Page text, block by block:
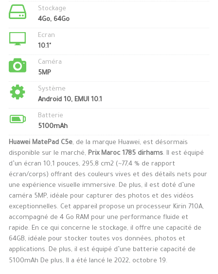
Stockage
4Go, 64Go
Ecran
10.1"
Caméra
5MP
Système
Android 10, EMUI 10.1
Batterie
5100mAh
Huawei MatePad C5e, de la marque Huawei, est désormais
disponible sur le marché, Prix Maroc 1785 dirhams. Il est équipé
d’un écran 10,1 pouces, 295,8 cm2 (~77,4 % de rapport
écran/corps) offrant des couleurs vives et des détails nets pour
une expérience visuelle immersive. De plus, il est doté d’une
caméra 5MP, idéale pour capturer des photos et des vidéos
exceptionnelles. Cet appareil propose un processeur Kirin 710A,
accompagné de 4 Go RAM pour une performance fluide et
rapide. En ce qui concerne le stockage, il offre une capacité de
64GB, idéale pour stocker toutes vos données, photos et
applications. De plus, il est équipé d’une batterie capacité de
5100mAh De plus, Il a été lancé le 2022, octobre 19.